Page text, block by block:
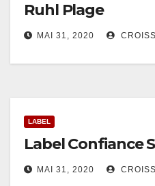
Ruhl Plage
MAI 31, 2020
LABEL
Label Confiance
MAI 31, 2020